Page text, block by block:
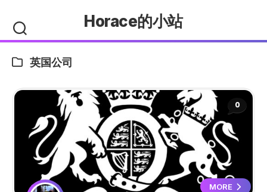
content
Horace的小站
英国公司
0
MORE